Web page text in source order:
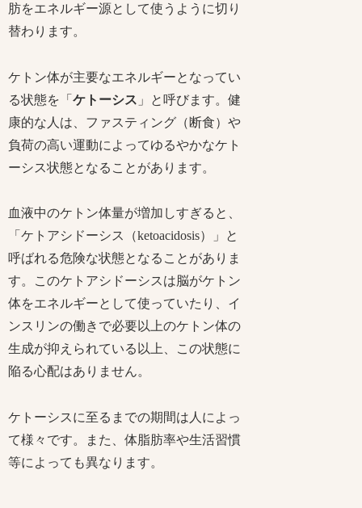
肪をエネルギー源として使うように切り
替わります。
ケトン体が主要なエネルギーとなってい
る状態を「ケトーシス 」と呼びます。健
康的な人は、ファスティング（断食）や
負荷の高い運動によってゆるやかなケト
ーシス状態となることがあります。
血液中のケトン体量が増加しすぎると、
「ケトアシドーシス（ketoacidosis）」と
呼ばれる危険な状態となることがありま
す。このケトアシドーシスは脳がケトン
体をエネルギーとして使っていたり、イ
ンスリンの働きで必要以上のケトン体の
生成が抑えられている以上、この状態に
陥る心配はありません。
ケトーシスに至るまでの期間は人によっ
て様々です。また、体脂肪率や生活習慣
等によっても異なります。